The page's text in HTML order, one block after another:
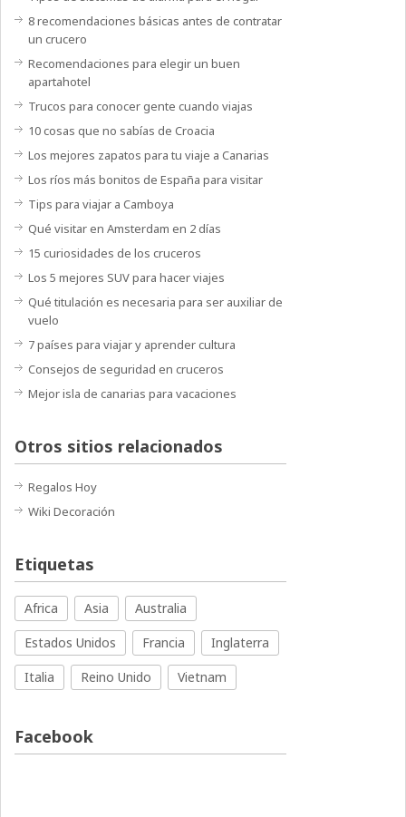
8 recomendaciones básicas antes de contratar
un crucero
Recomendaciones para elegir un buen
apartahotel
Trucos para conocer gente cuando viajas
10 cosas que no sabías de Croacia
Los mejores zapatos para tu viaje a Canarias
Los ríos más bonitos de España para visitar
Tips para viajar a Camboya
Qué visitar en Amsterdam en 2 días
15 curiosidades de los cruceros
Los 5 mejores SUV para hacer viajes
Qué titulación es necesaria para ser auxiliar de
vuelo
7 países para viajar y aprender cultura
Consejos de seguridad en cruceros
Mejor isla de canarias para vacaciones
Otros sitios relacionados
Regalos Hoy
Wiki Decoración
Etiquetas
Africa Asia
Australia
Estados Unidos
Francia
Inglaterra
Italia
Reino Unido Vietnam
Facebook